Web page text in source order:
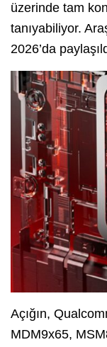
üzerinde tam
tanıyabiliyor.
2026’da
Açığın,
MDM9x65,